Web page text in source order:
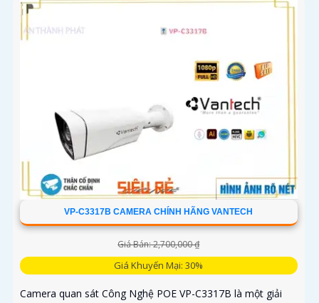
VP-C3317B CAMERA CHÍNH HÃNG VANTECH
Giá Bán: 2,700,000 ₫
Giá Khuyến Mại: 30%
Camera quan sát Công Nghệ POE VP-C3317B là một giải